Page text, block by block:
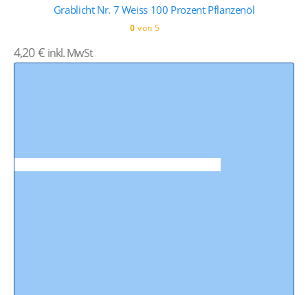
Grablicht Nr. 7 Weiss 100 Prozent Pflanzenöl
0 von 5
4,20€ inkl. MwSt